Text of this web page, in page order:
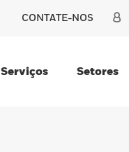
CONTATE-NOS
Serviços Setores